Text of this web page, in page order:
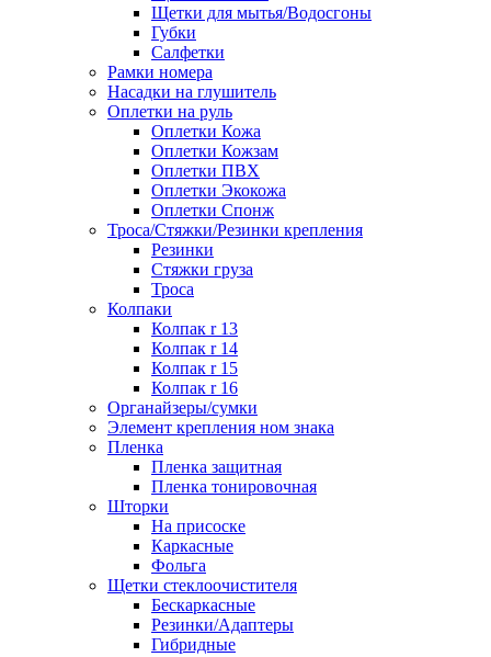
Щетки для мытья/Водосгоны
Губки
Салфетки
Рамки номера
Насадки на глушитель
Оплетки на руль
Оплетки Кожа
Оплетки Кожзам
Оплетки ПВХ
Оплетки Экокожа
Оплетки Спонж
Троса/Стяжки/Резинки крепления
Резинки
Стяжки груза
Троса
Колпаки
Колпак r 13
Колпак r 14
Колпак r 15
Колпак r 16
Органайзеры/сумки
Элемент крепления ном знака
Пленка
Пленка защитная
Пленка тонировочная
Шторки
На присоске
Каркасные
Фольга
Щетки стеклоочистителя
Бескаркасные
Резинки/Адаптеры
Гибридные